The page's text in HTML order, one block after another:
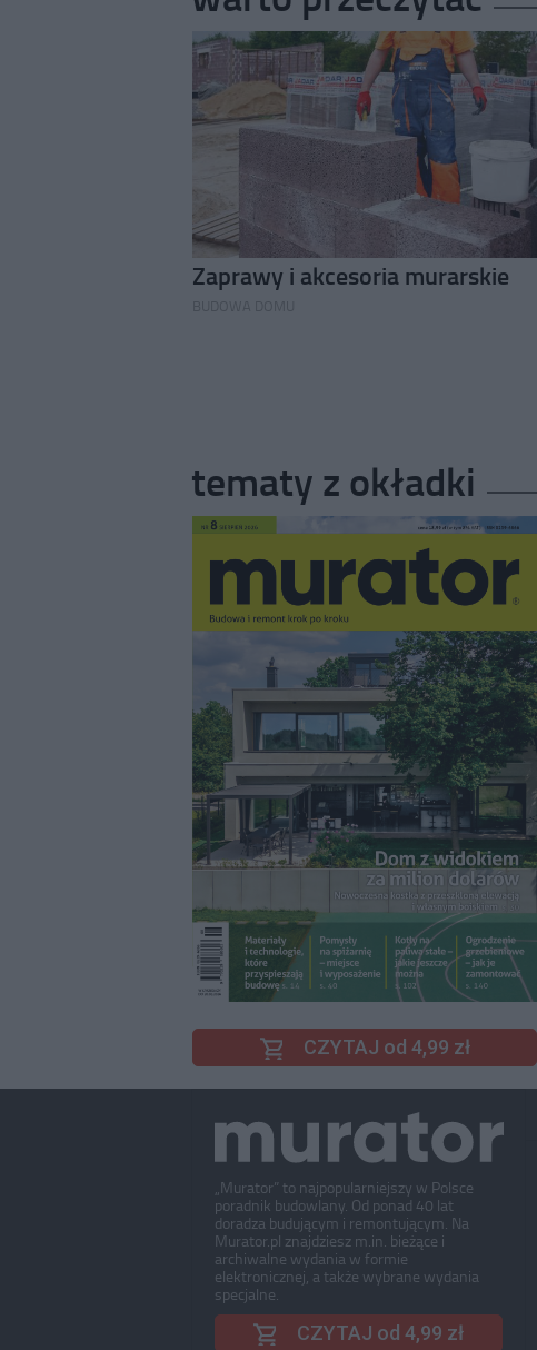
Zaprawy i akcesoria murarskie
tematy z okładki
CZYTAJ od 4,99 zł
„Murator” to najpopularniejszy w Polsce
poradnik budowlany. Od ponad 40 lat
doradza budującym i remontującym. Na
Murator.pl znajdziesz m.in. bieżące i
archiwalne wydania w formie
elektronicznej, a także wybrane wydania
specjalne.
CZYTAJ od 4,99 zł